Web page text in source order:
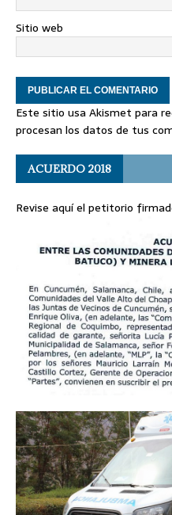
Sitio web
Este sitio usa Akismet para
procesan los datos de tus
ACUERDO 2018
Revise aquí el petitorio